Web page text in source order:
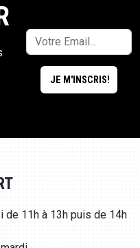
de 11h à 13h puis de 14h